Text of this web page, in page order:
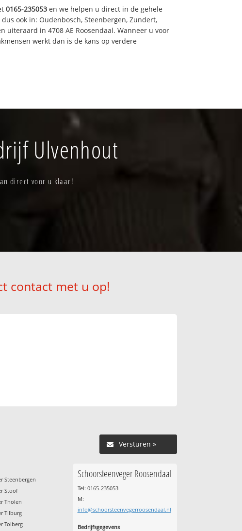
0165-235053 en we helpen u direct in de gehele
ook in: Oudenbosch, Steenbergen, Zundert,
uiteraard in 4708 AE Roosendaal. Wanneer u voor
werkt dan is de kans op verdere
Ulvenhout
direct voor u klaar!
contact met u op!
Versturen »
Steenbergen
Stoof
Tholen
Tilburg
Tolberg
Schoorsteenveger Roosendaal
Tel: 0165-235053
M:
info@schoorsteenvegerroosendaal.nl
Bedrijfsgegevens